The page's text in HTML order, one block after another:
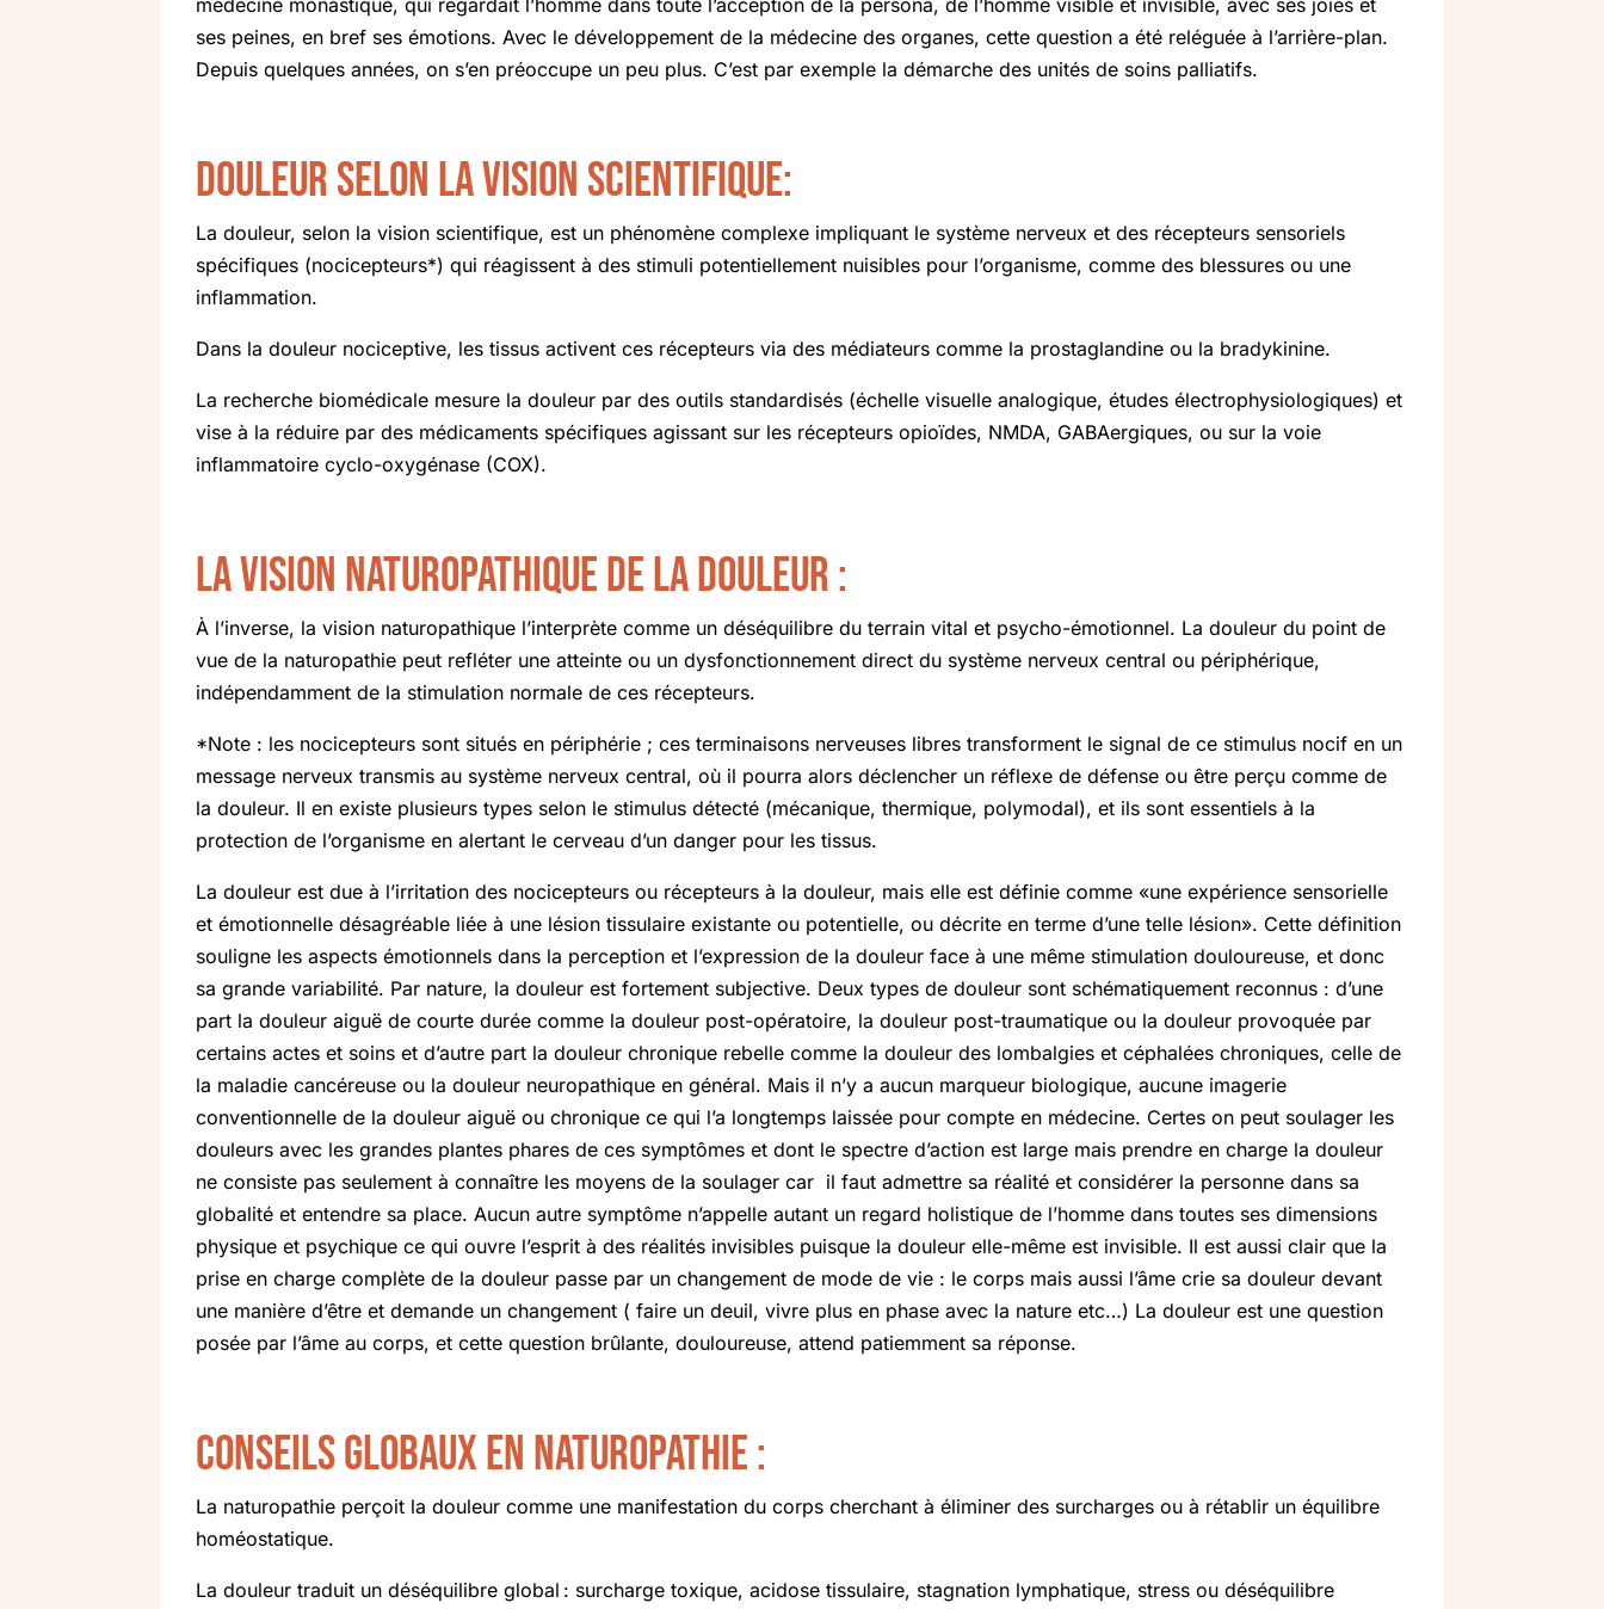
médecine monastique, qui regardait l’homme dans toute l’acception de la persona, de l’homme visible et invisible, avec ses joies et
ses peines, en bref ses émotions. Avec le développement de la médecine des organes, cette question a été reléguée à l’arrière-plan.
Depuis quelques années, on s’en préoccupe un peu plus. C’est par exemple la démarche des unités de soins palliatifs.
Douleur selon la vision scientifique:
La douleur, selon la vision scientifique, est un phénomène complexe impliquant le système nerveux et des récepteurs sensoriels
spécifiques (nocicepteurs*) qui réagissent à des stimuli potentiellement nuisibles pour l’organisme, comme des blessures ou une
inflammation.
Dans la douleur nociceptive, les tissus activent ces récepteurs via des médiateurs comme la prostaglandine ou la bradykinine.
La recherche biomédicale mesure la douleur par des outils standardisés (échelle visuelle analogique, études électrophysiologiques) et
vise à la réduire par des médicaments spécifiques agissant sur les récepteurs opioïdes, NMDA, GABAergiques, ou sur la voie
inflammatoire cyclo-oxygénase (COX).
La vision naturopathique de la douleur :
À l’inverse, la vision naturopathique l’interprète comme un déséquilibre du terrain vital et psycho-émotionnel. La douleur du point de
vue de la naturopathie peut refléter une atteinte ou un dysfonctionnement direct du système nerveux central ou périphérique,
indépendamment de la stimulation normale de ces récepteurs.
*Note : les nocicepteurs sont situés en périphérie ; ces terminaisons nerveuses libres transforment le signal de ce stimulus nocif en un
message nerveux transmis au système nerveux central, où il pourra alors déclencher un réflexe de défense ou être perçu comme de
la douleur. Il en existe plusieurs types selon le stimulus détecté (mécanique, thermique, polymodal), et ils sont essentiels à la
protection de l’organisme en alertant le cerveau d’un danger pour les tissus.​
La douleur est due à l’irritation des nocicepteurs ou récepteurs à la douleur, mais elle est définie comme «une expérience sensorielle
et émotionnelle désagréable liée à une lésion tissulaire existante ou potentielle, ou décrite en terme d’une telle lésion». Cette définition
souligne les aspects émotionnels dans la perception et l’expression de la douleur face à une même stimulation douloureuse, et donc
sa grande variabilité. Par nature, la douleur est fortement subjective. Deux types de douleur sont schématiquement reconnus : d’une
part la douleur aiguë de courte durée comme la douleur post-opératoire, la douleur post-traumatique ou la douleur provoquée par
certains actes et soins et d’autre part la douleur chronique rebelle comme la douleur des lombalgies et céphalées chroniques, celle de
la maladie cancéreuse ou la douleur neuropathique en général. Mais il n’y a aucun marqueur biologique, aucune imagerie
conventionnelle de la douleur aiguë ou chronique ce qui l’a longtemps laissée pour compte en médecine. Certes on peut soulager les
douleurs avec les grandes plantes phares de ces symptômes et dont le spectre d’action est large mais prendre en charge la douleur
ne consiste pas seulement à connaître les moyens de la soulager car il faut admettre sa réalité et considérer la personne dans sa
globalité et entendre sa place. Aucun autre symptôme n’appelle autant un regard holistique de l’homme dans toutes ses dimensions
physique et psychique ce qui ouvre l’esprit à des réalités invisibles puisque la douleur elle-même est invisible. Il est aussi clair que la
prise en charge complète de la douleur passe par un changement de mode de vie : le corps mais aussi l’âme crie sa douleur devant
une manière d’être et demande un changement ( faire un deuil, vivre plus en phase avec la nature etc…) La douleur est une question
posée par l’âme au corps, et cette question brûlante, douloureuse, attend patiemment sa réponse.
Conseils globaux en naturopathie :
La naturopathie perçoit la douleur comme une manifestation du corps cherchant à éliminer des surcharges ou à rétablir un équilibre
homéostatique.
La douleur traduit un déséquilibre global : surcharge toxique, acidose tissulaire, stagnation lymphatique, stress ou déséquilibre